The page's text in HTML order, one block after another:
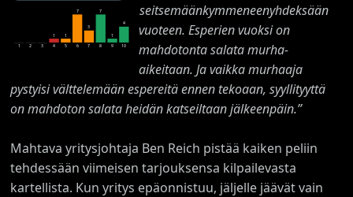
1 2 3
1
4
1
5
7
6
3
7
7
8
1
9
4
10
seitsemäänkymmeneenyhdeksään
vuoteen. Esperien vuoksi on
mahdotonta salata murha-
aikeitaan. Ja vaikka murhaaja
pystyisi välttelemään espereitä ennen tekoaan, syyllityyttä
on mahdoton salata heidän katseiltaan jälkeenpäin.”
Mahtava yritysjohtaja Ben Reich pistää kaiken peliin
tehdessään viimeisen tarjouksensa kilpailevasta
kartellista. Kun yritys epäonnistuu, jäljelle jäävät vain